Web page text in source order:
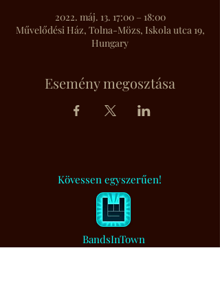
2022. máj. 13. 17:00 – 18:00
Művelődési Ház, Tolna-Mözs, Iskola utca 19,
Hungary
Esemény megosztása
Kövessen egyszerűen!
BandsInTown